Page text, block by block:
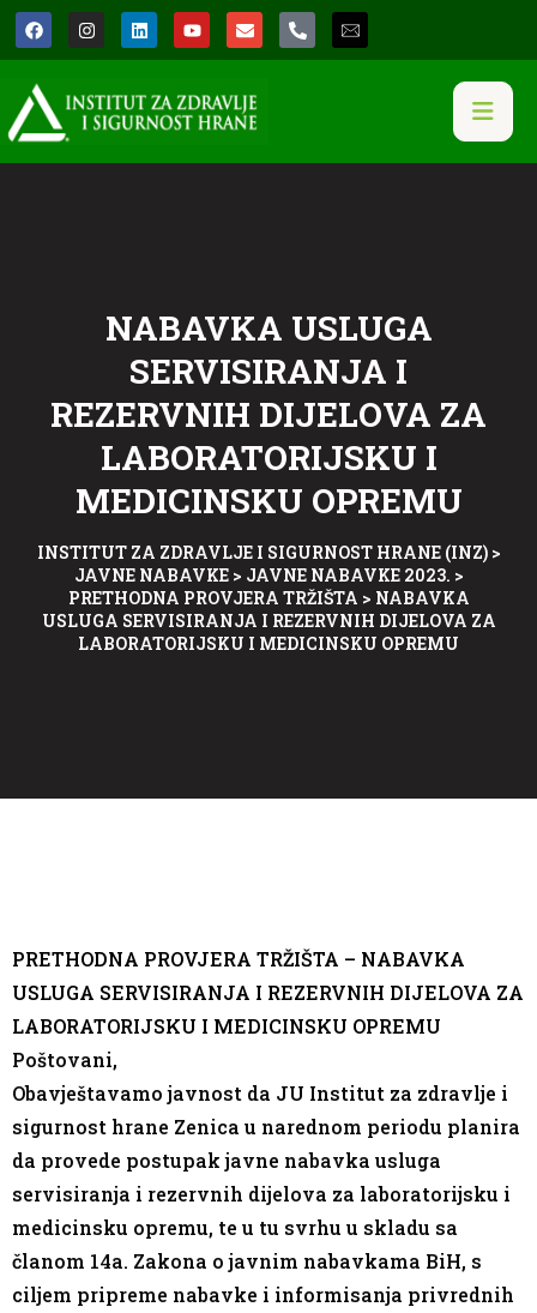
NABAVKA USLUGA
SERVISIRANJA I
REZERVNIH DIJELOVA ZA
LABORATORIJSKU I
MEDICINSKU OPREMU
INSTITUT ZA ZDRAVLJE I SIGURNOST HRANE (INZ)>
JAVNE NABAVKE> JAVNE NABAVKE 2023. >
PRETHODNA PROVJERA TRŽIŠTA > NABAVKA
USLUGA SERVISIRANJA I REZERVNIH DIJELOVA ZA
LABORATORIJSKU I MEDICINSKU OPREMU
PRETHODNA PROVJERA TRŽIŠTA – NABAVKA
USLUGA SERVISIRANJA I REZERVNIH DIJELOVA ZA
LABORATORIJSKU I MEDICINSKU OPREMU
Poštovani,
Obavještavamo javnost da JU Institut za zdravlje i
sigurnost hrane Zenica u narednom periodu planira
da provede postupak javne nabavka usluga
servisiranja i rezervnih dijelova za laboratorijsku i
medicinsku opremu, te u tu svrhu u skladu sa
članom 14a. Zakona o javnim nabavkama BiH, s
ciljem pripreme nabavke i informisanja privrednih